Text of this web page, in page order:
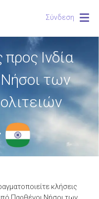
Σύνδεση
Ινδία
των
κλήσεις